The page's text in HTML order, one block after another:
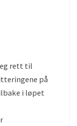
rett til
på
i løpet